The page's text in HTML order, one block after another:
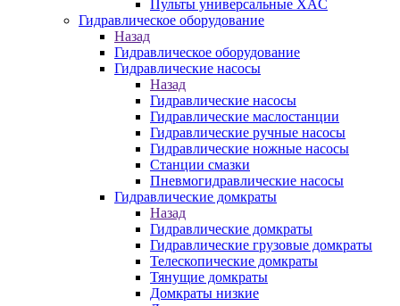
Пульты универсальные XAC
Гидравлическое оборудование
Назад
Гидравлическое оборудование
Гидравлические насосы
Назад
Гидравлические насосы
Гидравлические маслостанции
Гидравлические ручные насосы
Гидравлические ножные насосы
Станции смазки
Пневмогидравлические насосы
Гидравлические домкраты
Назад
Гидравлические домкраты
Гидравлические грузовые домкраты
Телескопические домкраты
Тянущие домкраты
Домкраты низкие